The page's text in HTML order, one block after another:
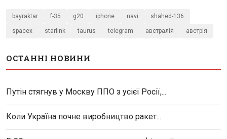
bayraktar f-35 g20 iphone navi shahed-136
spacex starlink taurus telegram австралія австрія
ОСТАННІ НОВИНИ
Путін стягнув у Москву ППО з усієї Росії,...
Коли Україна почне виробництво ракет...